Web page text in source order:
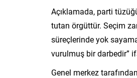
Açıklamada, parti
tutan örgüttür. Seçim
süreçlerinde yok
vurulmuş bir darbedir”
Genel merkez